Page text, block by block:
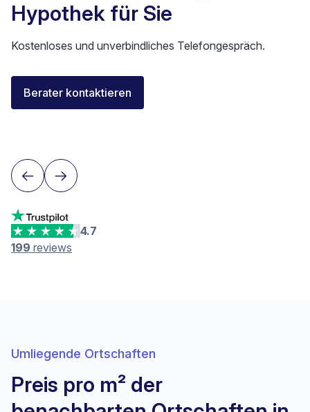
Hypothek für Sie
Kostenloses und unverbindliches Telefongespräch.
Berater kontaktieren
Elisa Longo
Finanzierungsberaterin IAF
4.7
199 reviews
Umliegende Ortschaften
Preis pro m² der